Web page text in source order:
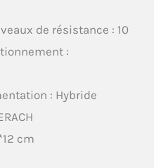
de résistance : 10
:
: Hybride
cm